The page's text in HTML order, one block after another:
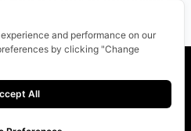
and Terms
and performance on our
by clicking "Change
All